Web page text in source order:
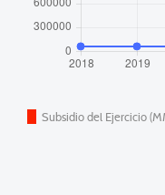
Subsidio del Ejercicio